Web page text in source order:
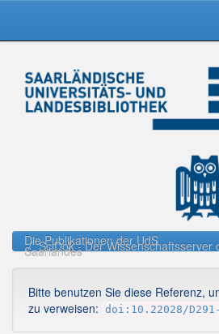
navigation
Die Publikationen der UdS
SciDok - Der Wissenschaftsserver
Saarlandes
Bitte benutzen Sie diese Referenz,
zu verweisen: doi:10.22028/